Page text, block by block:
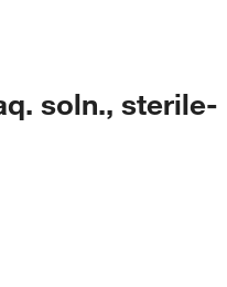
soln., sterile-